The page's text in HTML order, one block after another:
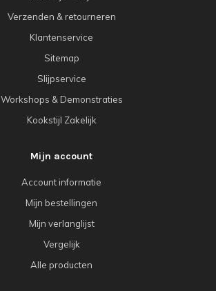
Verzenden & retourneren
Klantenservice
Sitemap
Slijpservice
Workshops & Demonstraties
Kookstijl Zakelijk
Mijn account
Account informatie
Mijn bestellingen
Mijn verlanglijst
Vergelijk
Alle producten